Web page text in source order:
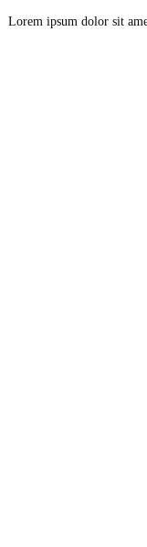
Lorem ipsum dolor sit